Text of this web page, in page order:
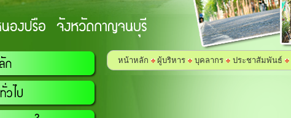
หน้าหลัก ผู้บริหาร บุคลากร ประชาสัมพันธ์